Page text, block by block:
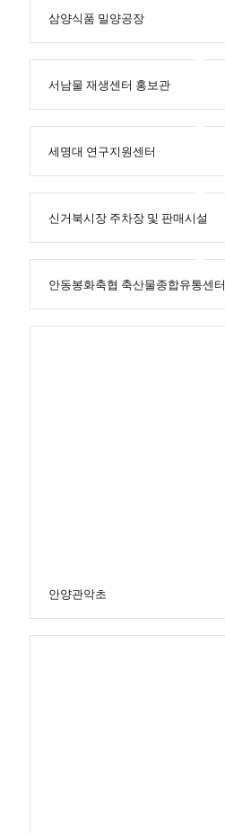
삼양식품 밀양공장
서남물 재생센터 홍보관
세명대 연구지원센터
신거북시장 주차장 및 판매시설
안동봉화축협 축산물종합유통센터
안양관악초